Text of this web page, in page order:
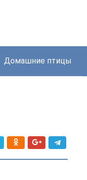
Домашние птицы